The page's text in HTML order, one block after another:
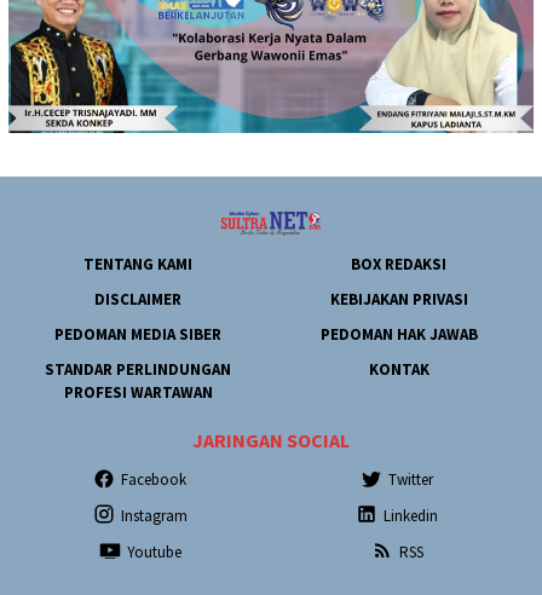
TENTANG KAMI
BOX REDAKSI
DISCLAIMER
KEBIJAKAN PRIVASI
PEDOMAN MEDIA SIBER
PEDOMAN HAK JAWAB
STANDAR PERLINDUNGAN
PROFESI WARTAWAN
KONTAK
JARINGAN SOCIAL
Facebook
Twitter
Instagram
Linkedin
Youtube
RSS